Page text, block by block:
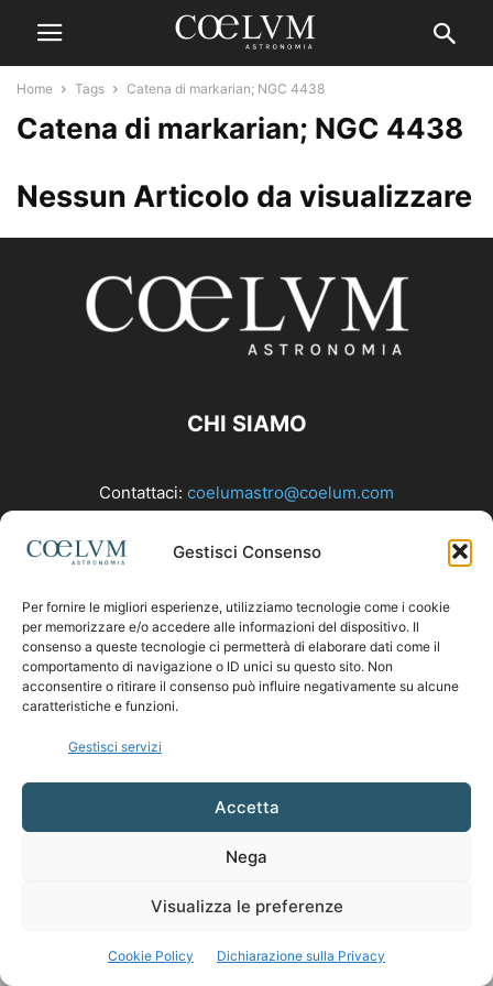
Gestisci Consenso
Per fornire le migliori esperienze, utilizziamo tecnologie come i cookie
per memorizzare e/o accedere alle informazioni del dispositivo. Il
consenso a queste tecnologie ci permetterà di elaborare dati come il
comportamento di navigazione o ID unici su questo sito. Non
acconsentire o ritirare il consenso può influire negativamente su alcune
caratteristiche e funzioni.
Gestisci servizi
Accetta
Nega
Visualizza le preferenze
Cookie Policy Dichiarazione sulla Privacy
Home Tags Catena di markarian; NGC 4438
Catena di markarian; NGC 4438
Nessun Articolo da visualizzare
CHI SIAMO
Contattaci: coelumastro@coelum.com
SEGUICI